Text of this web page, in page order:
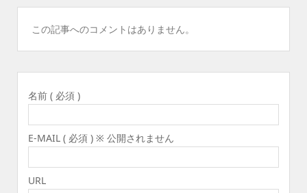
この記事へのコメントはありません。
名前 ( 必須 )
E-MAIL ( 必須 ) ※ 公開されません
URL